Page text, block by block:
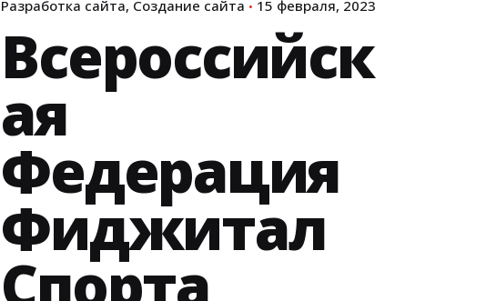
Разработка сайта Создание сайта 15 февраля, 2023
Всероссийск
ая
Федерация
Фиджитал